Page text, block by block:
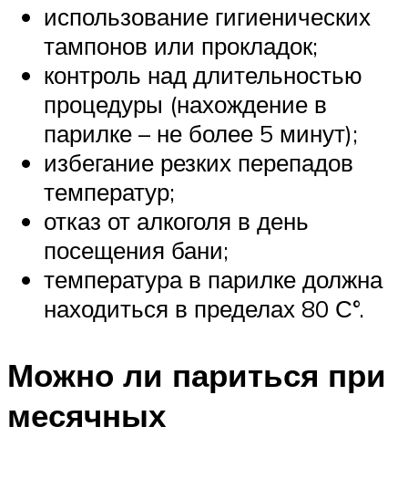
использование гигиенических
тампонов или прокладок;
контроль над длительностью
процедуры (нахождение в
парилке – не более 5 минут);
избегание резких перепадов
температур;
отказ от алкоголя в день
посещения бани;
температура в парилке должна
находиться в пределах 80 С°.
Можно ли париться при
месячных